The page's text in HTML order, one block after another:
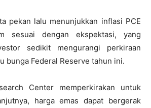
pekan lalu menunjukkan inflasi PCE
sesuai dengan ekspektasi, yang
sedikit mengurangi perkiraan
bunga Federal Reserve tahun ini.
Center memperkirakan untuk
harga emas dapat bergerak